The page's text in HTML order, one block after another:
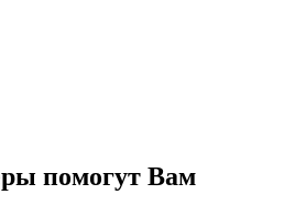
помогут Вам